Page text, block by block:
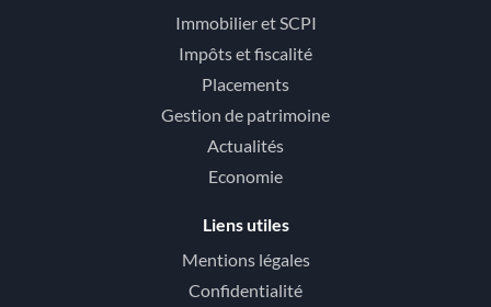
Immobilier et SCPI
Impôts et fiscalité
Placements
Gestion de patrimoine
Actualités
Economie
Liens utiles
Mentions légales
Confidentialité